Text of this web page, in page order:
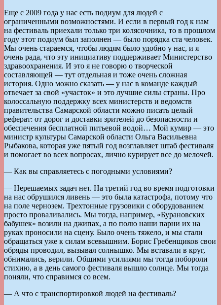
Еще с 2009 года у нас есть подиум для людей с
ограниченными возможностями. И если в первый год к нам
на фестиваль приехали только три колясочника, то в прошлом
году этот подиум был заполнен — было порядка ста человек.
Мы очень стараемся, чтобы людям было удобно у нас, и я
очень рада, что эту инициативу поддерживает Министерство
здравоохранения. И это я не говорю о творческой
составляющей — тут отдельная и тоже очень сложная
история. Одно можно сказать — у нас в команде каждый
отвечает за свой «участок» и это лучшие силы страны. Про
колоссальную поддержку всех министерств и ведомств
правительства Самарской области можно писать целый
реферат: от дорог и доставки зрителей до безопасности и
обеспечения бесплатной питьевой водой… Мой кумир — это
министр культуры Самарской области Ольга Васильевна
Рыбакова, которая уже пятый год возглавляет штаб фестиваля
и помогает во всех вопросах, лично курирует все до мелочей.
— Как вы справляетесь с погодными условиями?
— Нерешаемых задач нет. На третий год во время подготовки
на нас обрушился ливень — это была катастрофа, потому что
на поле чернозем. Трехтонные грузовики с оборудованием
просто проваливались. Мы тогда, например, «Бурановских
бабушек» возили на джипах, а по полю наши парни их на
руках проносили на сцену. Было очень тяжело, и мы стали
обращаться уже к силам всевышним. Борис Гребенщиков свои
обряды проводил, вызывал солнышко. Мы вставали в круг,
обнимались, верили. Общими усилиями мы тогда побороли
стихию, а в день самого фестиваля вышло солнце. Мы тогда
поняли, что справимся со всем.
— А что с транспортировкой людей на фестиваль?